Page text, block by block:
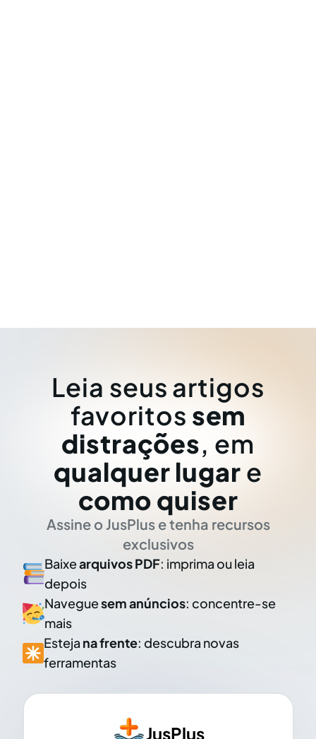
Leia seus artigos
favoritos sem
distrações, em
qualquer lugar e
como quiser
Assine o JusPlus e tenha recursos
exclusivos
Baixearquivos PDF: imprima ou leia
depois
Naveguesem anúncios: concentre-se
mais
Esteja na frente: descubra novas
ferramentas
JusPlus